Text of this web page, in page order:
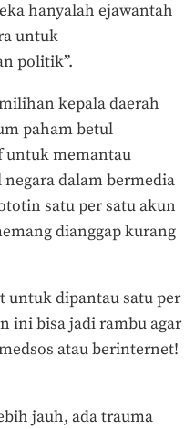
hanyalah ejawantah
untuk
politik”.
kepala daerah
paham betul
untuk memantau
dalam bermedia
satu per satu akun
dianggap kurang
untuk dipantau satu per
ini bisa jadi rambu agar
atau berinternet!
jauh, ada trauma